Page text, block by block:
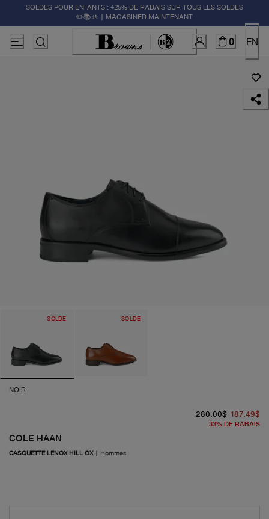
SOLDES POUR ENFANTS : +25% DE RABAIS SUR TOUS LES SOLDES
✏️📚🚸 | MAGASINER MAINTENANT
0 EN
SOLDE SOLDE
NOIR
COLE HAAN
CASQUETTE LENOX HILL OX| Hommes
280.00$ 187.49$
33% DE RABAIS